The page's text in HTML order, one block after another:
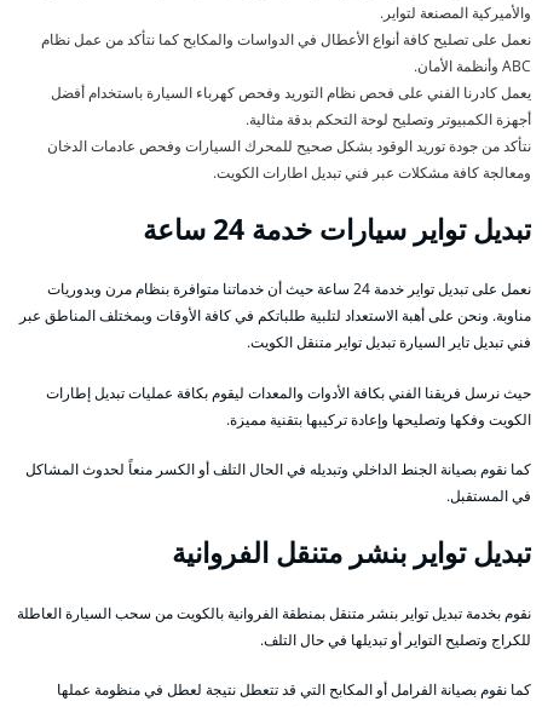
والأميركية المصنعة لتواير.
نعمل على تصليح كافة أنواع الأعطال في الدواسات والمكابح كما نتأكد من عمل نظام
ABC وأنظمة الأمان.
يعمل كادرنا الفني على فحص نظام التوريد وفحص كهرباء السيارة باستخدام أفضل
أجهزة الكمبيوتر وتصليح لوحة التحكم بدقة مثالية.
نتأكد من جودة توريد الوقود بشكل صحيح للمحرك السيارات وفحص عادمات الدخان
ومعالجة كافة مشكلات عبر فني تبديل اطارات الكويت.
تبديل تواير سيارات خدمة 24 ساعة
نعمل على تبديل تواير خدمة 24 ساعة حيث أن خدماتنا متوافرة بنظام مرن وبدوريات
مناوبة. ونحن على أهبة الاستعداد لتلبية طلباتكم في كافة الأوقات وبمختلف المناطق عبر
فني تبديل تاير السيارة تبديل تواير متنقل الكويت.
حيث نرسل فريقنا الفني بكافة الأدوات والمعدات ليقوم بكافة عمليات تبديل إطارات
الكويت وفكها وتصليحها وإعادة تركيبها بتقنية مميزة.
كما نقوم بصيانة الجنط الداخلي وتبديله في الحال التلف أو الكسر منعاً لحدوث المشاكل
في المستقبل.
تبديل تواير بنشر متنقل الفروانية
نقوم بخدمة تبديل تواير بنشر متنقل بمنطقة الفروانية بالكويت من سحب السيارة العاطلة
للكراج وتصليح التواير أو تبديلها في حال التلف.
كما نقوم بصيانة الفرامل أو المكابح التي قد تتعطل نتيجة لعطل في منظومة عملها